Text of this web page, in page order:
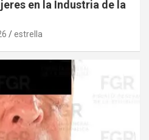
en la Industria de la
estrella